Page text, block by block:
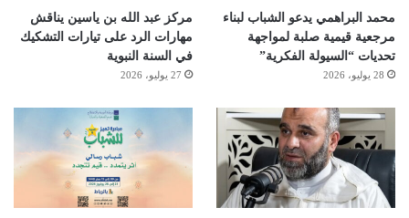
محمد البراهمي يدعو الشباب لبناء
مرجعية قيمية صلبة لمواجهة
تحديات “السيولة الفكرية”
28 يوليو، 2026
مركز عبد الله بن ياسين يناقش
مهارات الرد على تيارات التشكيك
في السنة النبوية
27 يوليو، 2026